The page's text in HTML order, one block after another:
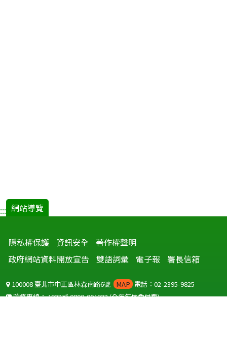
::: 網站導覽
隱私權保護 資訊安全 著作權聲明
政府網站資料開放宣告
雙語詞彙 電子報 署長信箱
100008 臺北市中正區林森南路6號 MAP 電話：02-2395-9825
防疫專線：1922或0800-001922(全年無休免付費)